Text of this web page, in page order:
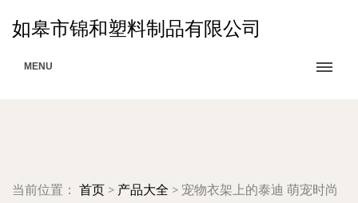
如皋市锦和塑料制品有限公司
MENU
当前位置： 首页 > 产品大全 > 宠物衣架上的泰迪 萌宠时尚